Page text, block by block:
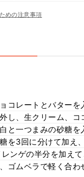
めの注意事項
コレートとバターを
し、生クリーム、コ
と一つまみの砂糖を
を3回に分けて加え
ンゲの半分を加え
ゴムベラで軽く合